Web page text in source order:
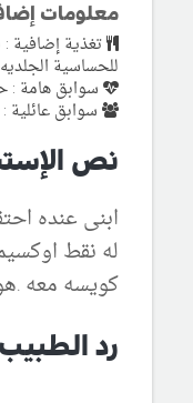
معلومات
تغذية إضافية :
للحساسية الجلديه
سوابق هامة
سوابق عائلية :
نص
ابنى عنده
له نقط
كويسه معه
رد الطبيب